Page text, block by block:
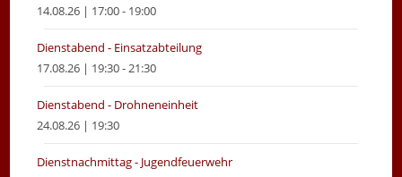
14.08.26 | 17:00 - 19:00
Dienstabend - Einsatzabteilung
17.08.26 | 19:30 - 21:30
Dienstabend - Drohneneinheit
24.08.26 | 19:30
Dienstnachmittag - Jugendfeuerwehr